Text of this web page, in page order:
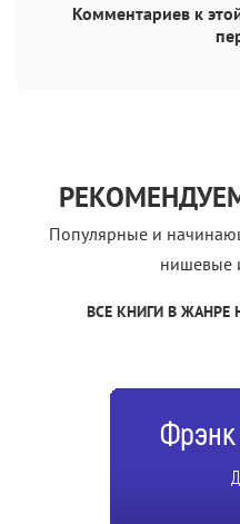
Комментариев к
Популярные и
нишевые
ВСЕ КНИГИ В ЖАНРЕ